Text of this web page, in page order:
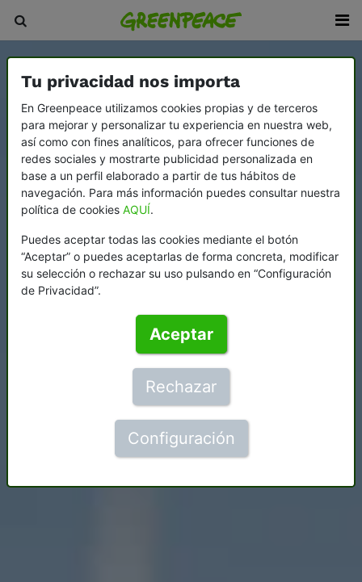
Tu privacidad nos importa
En Greenpeace utilizamos cookies propias y de terceros
para mejorar y personalizar tu experiencia en nuestra web,
así como con fines analíticos, para ofrecer funciones de
redes sociales y mostrarte publicidad personalizada en
base a un perfil elaborado a partir de tus hábitos de
navegación. Para más información puedes consultar nuestra
política de cookies AQUÍ.
Puedes aceptar todas las cookies mediante el botón
“Aceptar” o puedes aceptarlas de forma concreta, modificar
su selección o rechazar su uso pulsando en “Configuración
de Privacidad”.
Aceptar
Rechazar
Configuración